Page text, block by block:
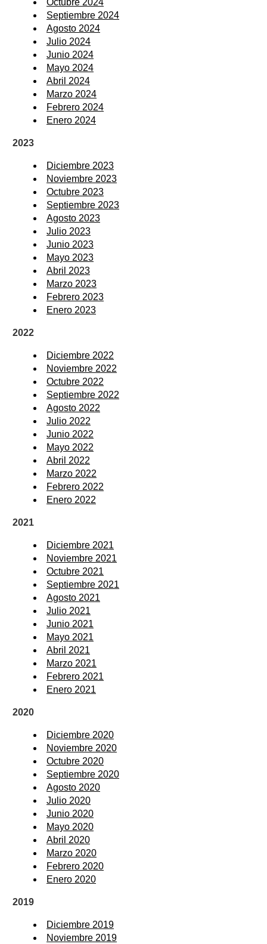
Octubre 2024
Septiembre 2024
Agosto 2024
Julio 2024
Junio 2024
Mayo 2024
Abril 2024
Marzo 2024
Febrero 2024
Enero 2024
2023
Diciembre 2023
Noviembre 2023
Octubre 2023
Septiembre 2023
Agosto 2023
Julio 2023
Junio 2023
Mayo 2023
Abril 2023
Marzo 2023
Febrero 2023
Enero 2023
2022
Diciembre 2022
Noviembre 2022
Octubre 2022
Septiembre 2022
Agosto 2022
Julio 2022
Junio 2022
Mayo 2022
Abril 2022
Marzo 2022
Febrero 2022
Enero 2022
2021
Diciembre 2021
Noviembre 2021
Octubre 2021
Septiembre 2021
Agosto 2021
Julio 2021
Junio 2021
Mayo 2021
Abril 2021
Marzo 2021
Febrero 2021
Enero 2021
2020
Diciembre 2020
Noviembre 2020
Octubre 2020
Septiembre 2020
Agosto 2020
Julio 2020
Junio 2020
Mayo 2020
Abril 2020
Marzo 2020
Febrero 2020
Enero 2020
2019
Diciembre 2019
Noviembre 2019